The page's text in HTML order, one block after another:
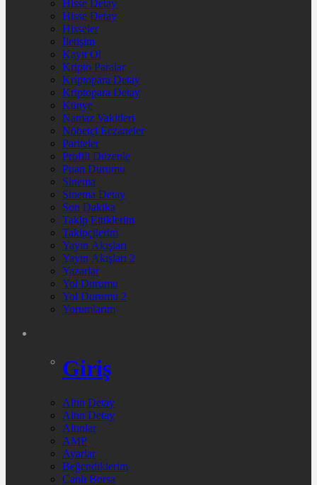
Hisse Detay
Hisse Detay
Hisseler
İletişim
Kayıt Ol
Kripto Paralar
Kriptopara Detay
Kriptopara Detay
Künye
Namaz Vakitleri
Nöbetçi Eczaneler
Pariteler
Profili Düzenle
Puan Durumu
Sinema
Sinema Detay
Son Dakika
Takip Ettiklerim
Takipçilerim
Yayın Akışları
Yayın Akışları 2
Yazarlar
Yol Durumu
Yol Durumu 2
Yorumlarım
Giriş
Altın Detay
Altın Detay
Altınlar
AMP
Ayarlar
Beğendiklerim
Canlı Borsa